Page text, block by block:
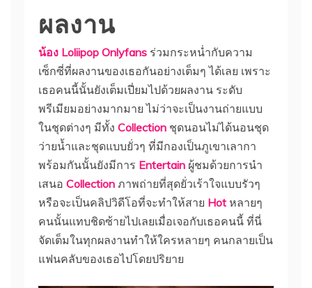
ผลงาน
น้อง Loliipop Onlyfans ร่วมกระหน่ำกับความ
เซ็กซี่ที่ผลงานของเธอกันอย่างเต็มๆ ได้เลย เพราะ
เธอคนนี้นั้นยังเต็มเปี่ยมไปด้วยผลงาน ระดับ
พรีเมียมอย่างมากมาย ไม่ว่าจะเป็นงานถ่ายแบบ
ในชุดต่างๆ มีทั้ง Collection ชุดนอนไม่ได้นอนชุด
ว่ายน้ำและชุดแบบยั่วๆ ที่มีกองเป็นภูเขาเลากา
พร้อมกันนั้นยังมีการ Entertain ผู้ชมด้วยการนำ
เสนอ Collection ภาพถ่ายที่สุดยั่วเร้าใจแบบรัวๆ
หรือจะเป็นคลิปวิดีโอที่จะทำให้สาย Hot หลายๆ
คนนั้นแทบชิดซ้ายไปเลยเมื่อเจอกับเธอคนนี้ ที่นี่
จัดเต็มในทุกผลงานทำให้ใครหลายๆ คนกลายเป็น
แฟนคลับของเธอไปโดยปริยาย